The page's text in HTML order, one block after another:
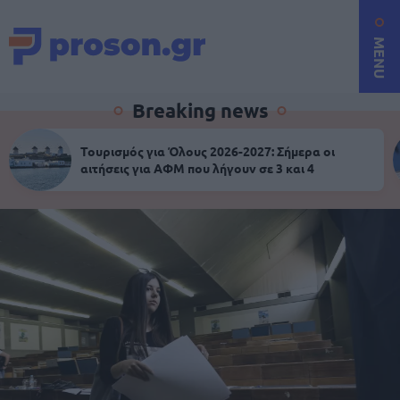
MENU
Breaking news
Τουρισμός για Όλους 2026-2027: Σήμερα οι
αιτήσεις για ΑΦΜ που λήγουν σε 3 και 4